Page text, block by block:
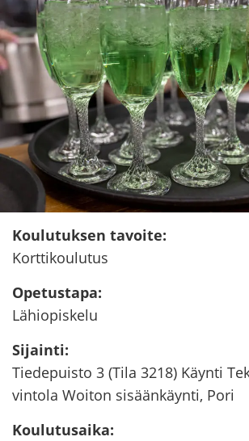
Kou­lu­tuk­sen ta­voi­te:
Kort­ti­kou­lu­tus
Ope­tus­ta­pa:
Lä­hio­pis­ke­lu
Si­jain­ti:
Tie­de­puis­to 3 (Tila 3218) Käyn­ti
vin­to­la Woiton si­sään­käyn­ti, Pori
Kou­lu­tusai­ka: